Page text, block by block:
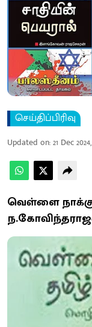
செய்திப்பிரிவு
Updated on:21 Dec
வெள்ளை
ந.கோவிந்தராஜன்